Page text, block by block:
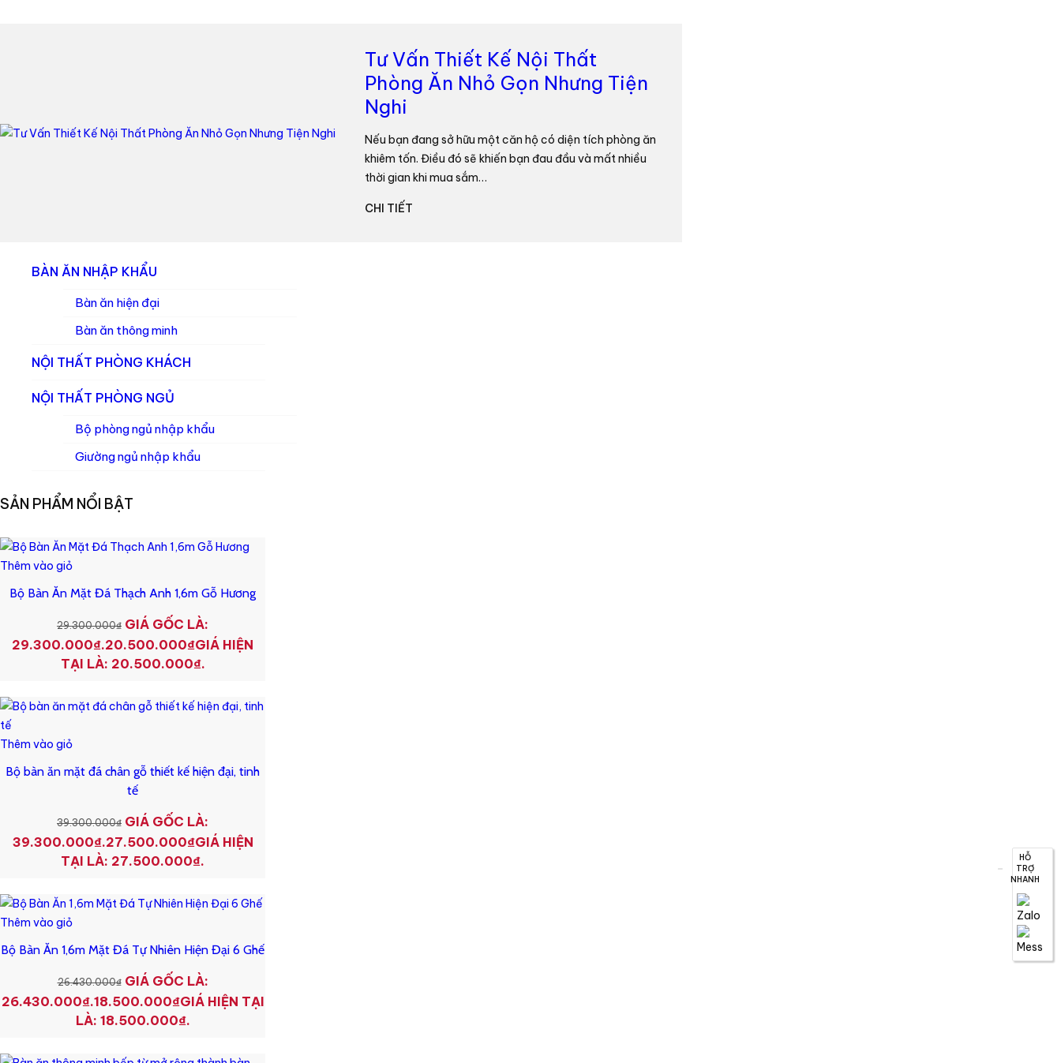
Tư Vấn Thiết Kế Nội Thất
Phòng Ăn Nhỏ Gọn Nhưng Tiện
Nghi
Nếu bạn đang sở hữu một căn hộ có diện tích phòng ăn
khiêm tốn. Điều đó sẽ khiến bạn đau đầu và mất nhiều
thời gian khi mua sắm…
CHI TIẾT
BÀN ĂN NHẬP KHẨU
Bàn ăn hiện đại
Bàn ăn thông minh
NỘI THẤT PHÒNG KHÁCH
NỘI THẤT PHÒNG NGỦ
Bộ phòng ngủ nhập khẩu
Giường ngủ nhập khẩu
SẢN PHẨM NỔI BẬT
Thêm vào giỏ
Bộ Bàn Ăn Mặt Đá Thạch Anh 1,6m Gỗ Hương
29.300.000₫ GIÁ GỐC LÀ:
29.300.000₫.20.500.000₫GIÁ HIỆN
TẠI LÀ: 20.500.000₫.
Thêm vào giỏ
Bộ bàn ăn mặt đá chân gỗ thiết kế hiện đại, tinh
tế
39.300.000₫ GIÁ GỐC LÀ:
39.300.000₫.27.500.000₫GIÁ HIỆN
TẠI LÀ: 27.500.000₫.
Thêm vào giỏ
Bộ Bàn Ăn 1,6m Mặt Đá Tự Nhiên Hiện Đại 6 Ghế
26.430.000₫ GIÁ GỐC LÀ:
26.430.000₫.18.500.000₫GIÁ HIỆN TẠI
LÀ: 18.500.000₫.
HỖ
TRỢ
NHANH